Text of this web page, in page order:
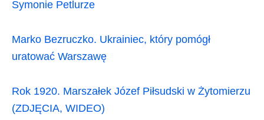
Symonie Petlurze
Marko Bezruczko. Ukrainiec, który pomógł
uratować Warszawę
Rok 1920. Marszałek Józef Piłsudski w Żytomierzu
(ZDJĘCIA, WIDEO)